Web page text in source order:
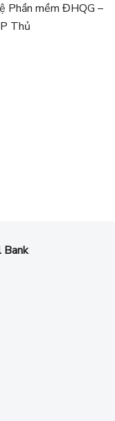
Phần mềm ĐHQG –
Thủ
Bank